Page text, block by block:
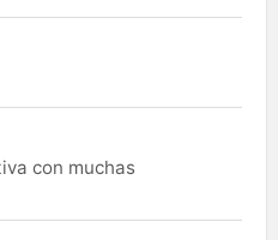
con muchas